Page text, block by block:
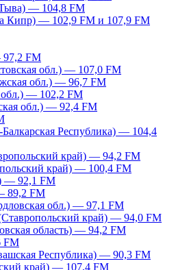
— 104,8 FM
Кипр) — 102,9 FM и 107,9 FM
FM
обл.) — 107,0 FM
обл.) — 96,7 FM
обл.) — 102,2 FM
обл.) — 92,4 FM
Республика) — 104,4
край) — 94,2 FM
край) — 100,4 FM
— 92,1 FM
89,2 FM
обл.) — 97,1 FM
край) — 94,0 FM
область) — 94,2 FM
FM
Республика) — 90,3 FM
край) — 107,4 FM